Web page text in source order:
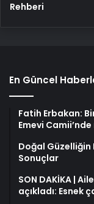
Rehberi
En Güncel
Fatih Erbakan:
Emevi
Doğal Güzelliğin
Sonuçlar
SON DAKİKA |
açıkladı: Esnek